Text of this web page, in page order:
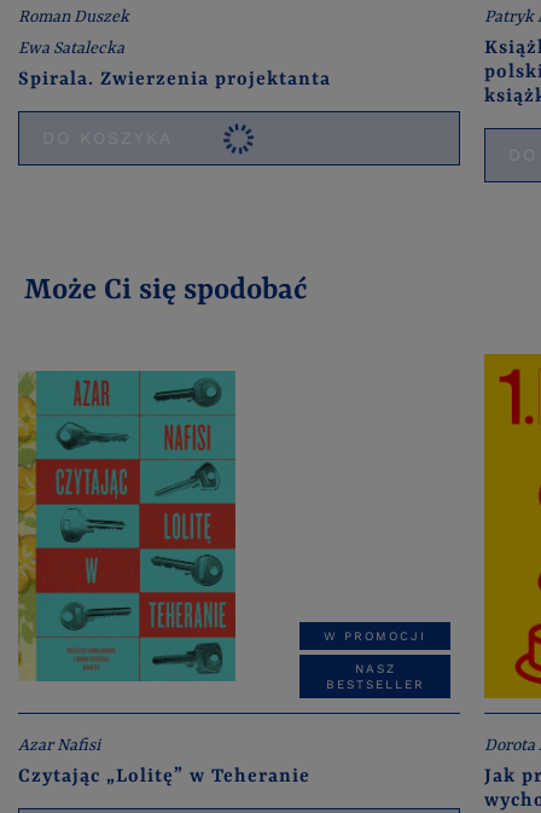
Roman Duszek
Ewa Satalecka
Spirala. Zwierzenia projektanta
DO KOSZYKA
Patryk
Może Ci się spodobać
W PROMOCJI
NASZ
BESTSELLER
Azar Nafisi
Czytając „Lolitę” w Teheranie
Dorota
Jak